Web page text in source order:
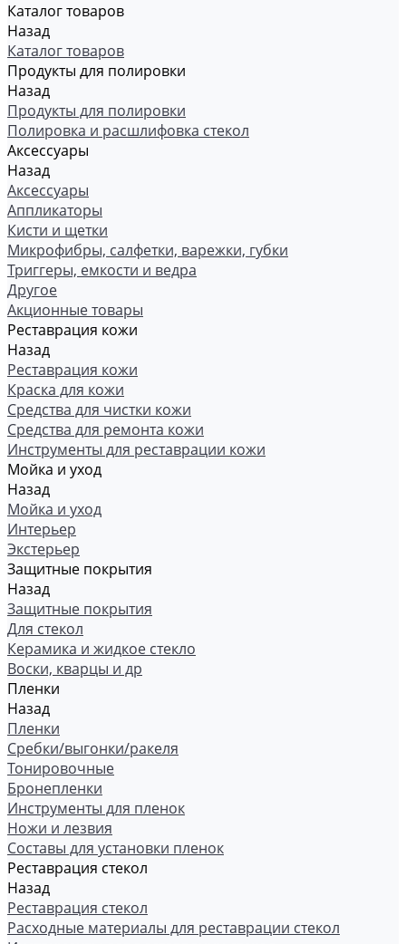
Каталог товаров
Назад
Каталог товаров
Продукты для полировки
Назад
Продукты для полировки
Полировка и расшлифовка стекол
Аксессуары
Назад
Аксессуары
Аппликаторы
Кисти и щетки
Микрофибры, салфетки, варежки, губки
Триггеры, емкости и ведра
Другое
Акционные товары
Реставрация кожи
Назад
Реставрация кожи
Краска для кожи
Средства для чистки кожи
Средства для ремонта кожи
Инструменты для реставрации кожи
Мойка и уход
Назад
Мойка и уход
Интерьер
Экстерьер
Защитные покрытия
Назад
Защитные покрытия
Для стекол
Керамика и жидкое стекло
Воски, кварцы и др
Пленки
Назад
Пленки
Сребки/выгонки/ракеля
Тонировочные
Бронепленки
Инструменты для пленок
Ножи и лезвия
Составы для установки пленок
Реставрация стекол
Назад
Реставрация стекол
Расходные материалы для реставрации стекол